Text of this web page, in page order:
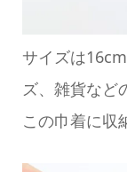
サイズは
ズ、雑貨など
この巾着に収